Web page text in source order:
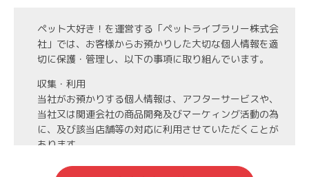
ペット大好き！を運営する「ペットライブラリー株式会
社」では、お客様からお預かりした大切な個人情報を適
切に保護・管理し、以下の事項に取り組んでいます。
収集・利用
当社がお預かりする個人情報は、アフターサービスや、
当社又は関連会社の商品開発及びマーケィング活動の為
に、及び該当店舗等の対応に利用させていただくことが
あります。
第3者への開示・委託先の管理